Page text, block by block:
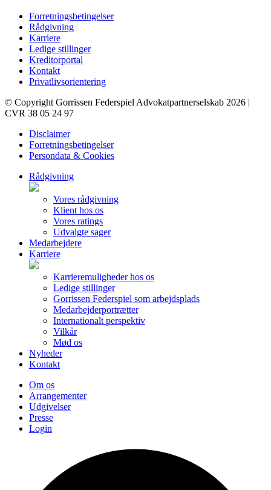
Forretningsbetingelser
Rådgivning
Karriere
Ledige stillinger
Kreditorportal
Kontakt
Privatlivsorientering
© Copyright Gorrissen Federspiel Advokatpartnerselskab 2026 |
CVR 38 05 24 97
Disclaimer
Forretningsbetingelser
Persondata & Cookies
Rådgivning
Vores rådgivning
Klient hos os
Vores ratings
Udvalgte sager
Medarbejdere
Karriere
Karrieremuligheder hos os
Ledige stillinger
Gorrissen Federspiel som arbejdsplads
Medarbejderportrætter
Internationalt perspektiv
Vilkår
Mød os
Nyheder
Kontakt
Om os
Arrangementer
Udgivelser
Presse
Login